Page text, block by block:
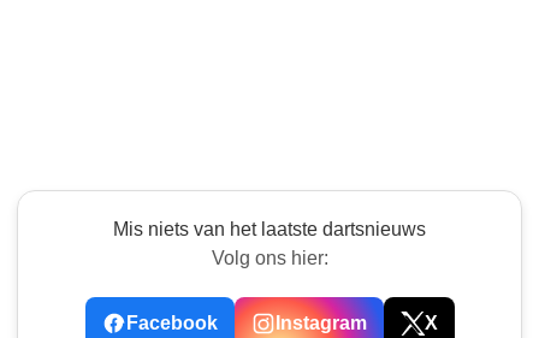
Mis niets van het laatste dartsnieuws
Volg ons hier:
Facebook Instagram X